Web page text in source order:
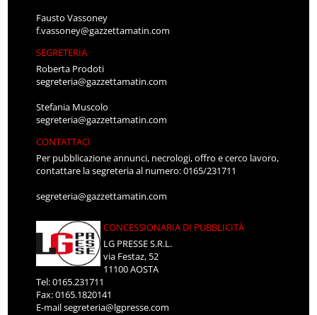
Fausto Vassoney
f.vassoney@gazzettamatin.com
SEGRETERIA
Roberta Prodoti
segreteria@gazzettamatin.com
Stefania Muscolo
segreteria@gazzettamatin.com
CONTATTACI
Per pubblicazione annunci, necrologi, offro e cerco lavoro,
contattare la segreteria al numero: 0165/231711
segreteria@gazzettamatin.com
CONCESSIONARIA DI PUBBLICITÀ
LG PRESSE S.R.L.
via Festaz, 52
11100 AOSTA
Tel: 0165.231711
Fax: 0165.1820141
E-mailsegreteria@lgpresse.com